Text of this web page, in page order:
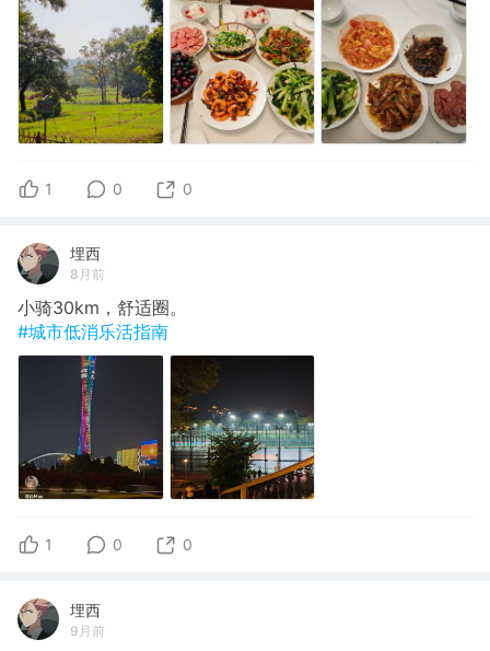
1 0 0
埋西
8月前
小骑30km，舒适圈。
#城市低消乐活指南
1 0 0
埋西
9月前